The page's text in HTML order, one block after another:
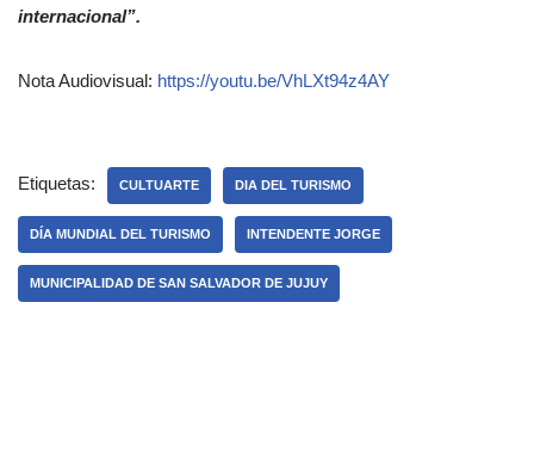
internacional”.
Nota Audiovisual: https://youtu.be/VhLXt94z4AY
Etiquetas: CULTUARTE DIA DEL TURISMO
DÍA MUNDIAL DEL TURISMO INTENDENTE JORGE
MUNICIPALIDAD DE SAN SALVADOR DE JUJUY